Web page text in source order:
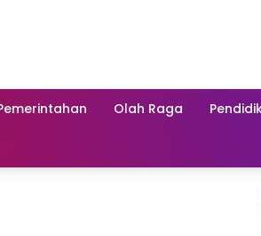
Olah Raga